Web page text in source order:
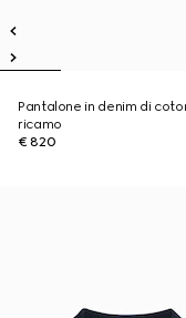
Pantalone in denim di
ricamo
€ 820